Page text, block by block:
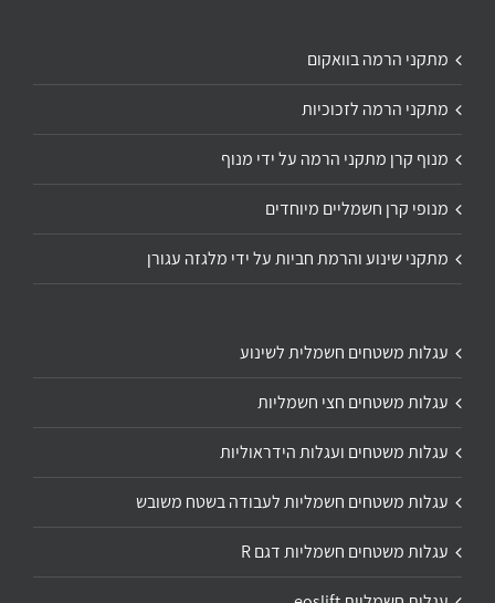
מתקני הרמה בוואקום
מתקני הרמה לזכוכיות
מנוף קרן מתקני הרמה על ידי מנוף
מנופי קרן חשמליים מיוחדים
מתקני שינוע והרמת חביות על ידי מלגזה עגורן
עגלות משטחים חשמלית לשינוע
עגלות משטחים חצי חשמליות
עגלות משטחים ועגלות הידראוליות
עגלות משטחים חשמליות לעבודה בשטח משובש
עגלות משטחים חשמליות דגם R